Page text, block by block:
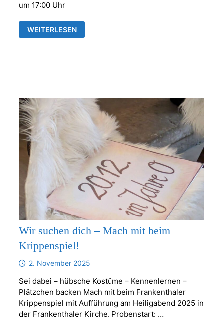
um 17:00 Uhr
MARTINSFEST
MIT
WEITERLESEN
Wir suchen dich – Mach mit beim
Krippenspiel!
2. November 2025
Sei dabei – hübsche Kostüme – Kennenlernen –
Plätzchen backen Mach mit beim Frankenthaler
Krippenspiel mit Aufführung am Heiligabend 2025 in
der Frankenthaler Kirche. Probenstart: …